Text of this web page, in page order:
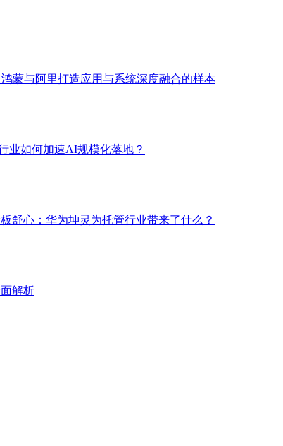
蒙与阿里打造应用与系统深度融合的样本
业如何加速AI规模化落地？
舒心：华为坤灵为托管行业带来了什么？
解析